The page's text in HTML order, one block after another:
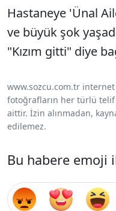
Hastaneye 'Ünal
ve büyük şok
"Kızım gitti" diye
www.sozcu.com.tr
fotoğrafların her türlü telif
aittir. İzin alınmadan,
edilemez.
Bu habere emoji